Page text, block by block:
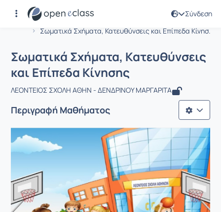
Σύνδεση
Αρχική Σελίδα
Σωματικά Σχήματα, Κατευθύνσεις και Επίπεδα Κίνησ...
Μάθημα : Σωματικά Σχήματα,
Σωματικά Σχήματα, Κατευθύνσεις
και Επίπεδα Κίνησης
ΛΕΟΝΤΕΙΟΣ ΣΧΟΛΗ ΑΘΗΝ - ΔΕΝΔΡΙΝΟΥ ΜΑΡΓΑΡΙΤΑ
Περιγραφή Μαθήματος